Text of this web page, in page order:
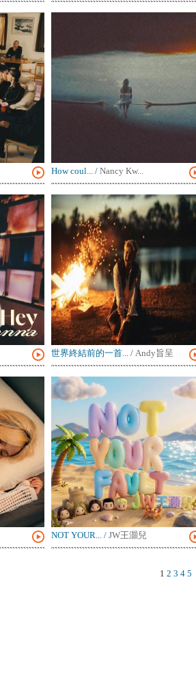
How coul... / Nancy Kw...
世界終結前的一首... / Andy旨呈
NOT YOUR... / JW王灝兒
1 2 3 4 5